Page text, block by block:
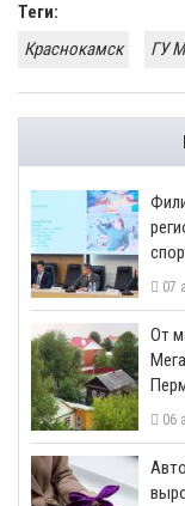
Теги:
Краснокамск
ГУ
07
От
06